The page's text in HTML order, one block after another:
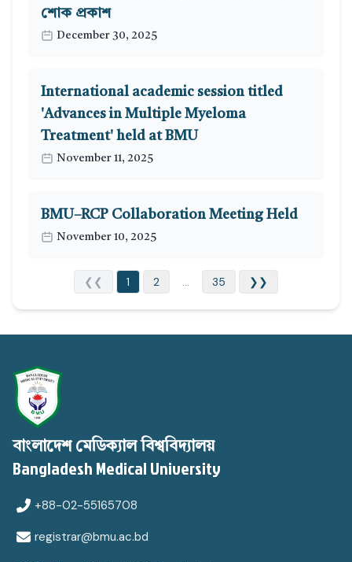
শোক প্রকাশ
December 30, 2025
International academic session titled
'Advances in Multiple Myeloma
Treatment' held at BMU
November 11, 2025
BMU–RCP Collaboration Meeting Held
November 10, 2025
❮❮ 1 2 ... 35 ❯❯
বাংলাদেশ মেডিক্যাল বিশ্ববিদ্যালয়
Bangladesh Medical University
+88-02-55165708
registrar@bmu.ac.bd